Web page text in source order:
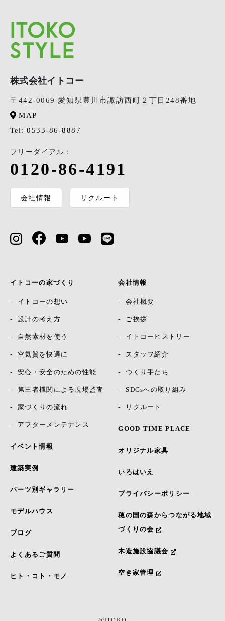
株式会社イトコー
〒442-0069 愛知県豊川市諏訪西町２丁目248番地
MAP
Tel: 0533-86-8887
フリーダイアル：
0120-86-4191
会社情報 リクルート
イトコーの家づくり
イトコーの想い
設計の考え方
自然素材を使う
空気質を快適に
安心・安全のための性能
第三者機関による現場監査
家づくりの流れ
アフターメンテナンス
イベント情報
建築実例
パーツ別ギャラリー
モデルハウス
ブログ
よくあるご質問
ヒト・コト・モノ
会社情報
会社概要
ご挨拶
イトコーヒストリー
スタッフ紹介
つくり手たち
SDGsへの取り組み
リクルート
GOOD-TIME PLACE
オリジナル家具
いろはいえ
プライバシーポリシー
穂の国の森からつながる地域
づくりの会
木造施設協議会
空き家管理